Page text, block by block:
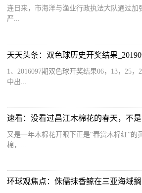
连日来，市海洋与渔业行政执法大队通过加
严...
天天头条：双色球历史开奖结果
1、2016097期双色球开奖结果06，13，25，
中出...
速看：没看过昌江木棉花的春天，不
又是一年木棉花开眼下正是“春赏木棉红”的
棉，...